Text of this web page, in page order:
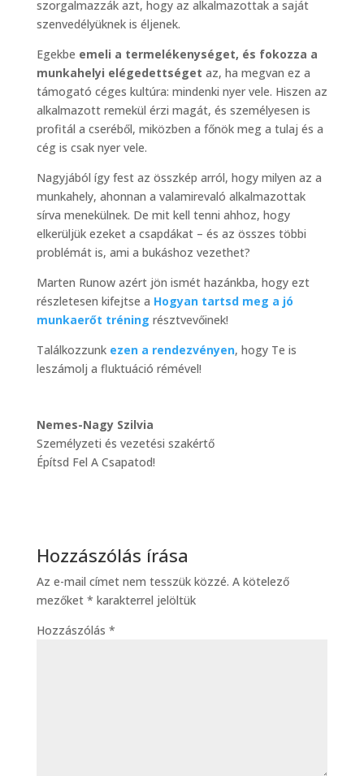
szorgalmazzák azt, hogy az alkalmazottak a saját
szenvedélyüknek is éljenek.
Egekbe emeli a termelékenységet, és fokozza a
munkahelyi elégedettséget az, ha megvan ez a
támogató céges kultúra: mindenki nyer vele. Hiszen az
alkalmazott remekül érzi magát, és személyesen is
profitál a cseréből, miközben a főnök meg a tulaj és a
cég is csak nyer vele.
Nagyjából így fest az összkép arról, hogy milyen az a
munkahely, ahonnan a valamirevaló alkalmazottak
sírva menekülnek. De mit kell tenni ahhoz, hogy
elkerüljük ezeket a csapdákat – és az összes többi
problémát is, ami a bukáshoz vezethet?
Marten Runow azért jön ismét hazánkba, hogy ezt
részletesen kifejtse a Hogyan tartsd meg a jó
munkaerőt tréning résztvevőinek!
Találkozzunk ezen a rendezvényen, hogy Te is
leszámolj a fluktuáció rémével!
Nemes-Nagy Szilvia
Személyzeti és vezetési szakértő
Építsd Fel A Csapatod!
Hozzászólás írása
Az e-mail címet nem tesszük közzé. A kötelező
mezőket * karakterrel jelöltük
Hozzászólás *